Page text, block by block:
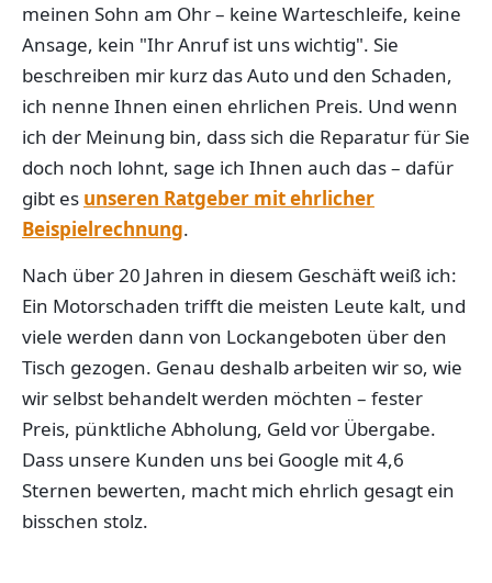
meinen Sohn am Ohr – keine Warteschleife, keine
Ansage, kein "Ihr Anruf ist uns wichtig". Sie
beschreiben mir kurz das Auto und den Schaden,
ich nenne Ihnen einen ehrlichen Preis. Und wenn
ich der Meinung bin, dass sich die Reparatur für Sie
doch noch lohnt, sage ich Ihnen auch das – dafür
gibt es unseren Ratgeber mit ehrlicher
Beispielrechnung.
Nach über 20 Jahren in diesem Geschäft weiß ich:
Ein Motorschaden trifft die meisten Leute kalt, und
viele werden dann von Lockangeboten über den
Tisch gezogen. Genau deshalb arbeiten wir so, wie
wir selbst behandelt werden möchten – fester
Preis, pünktliche Abholung, Geld vor Übergabe.
Dass unsere Kunden uns bei Google mit 4,6
Sternen bewerten, macht mich ehrlich gesagt ein
bisschen stolz.